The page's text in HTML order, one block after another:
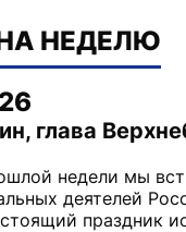
НЕДЕЛЮ
глава
недели мы
деятелей
праздник